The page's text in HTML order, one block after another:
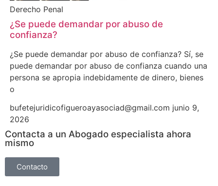
Derecho Penal
¿Se puede demandar por abuso de
confianza?
¿Se puede demandar por abuso de confianza? Sí, se
puede demandar por abuso de confianza cuando una
persona se apropia indebidamente de dinero, bienes
o
bufetejuridicofigueroayasociad@gmail.com junio 9,
2026
Contacta a un Abogado especialista ahora
mismo
Contacto